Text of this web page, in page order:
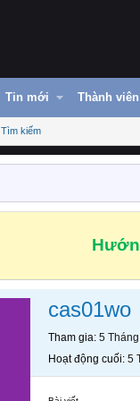
Tin mới Thành viên
Tìm kiếm
cas01wo
Tham gia 5
Hoạt động cuối 5